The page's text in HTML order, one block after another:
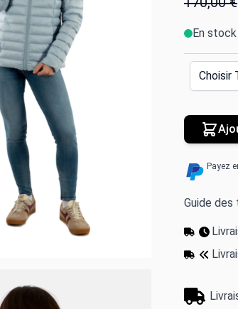
En stock
Payez
Guide des